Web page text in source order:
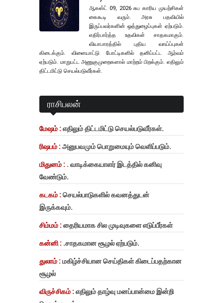
ஆகஸ்ட் 09, 2026 சுப காரிய முயற்சிகள்
கைகூடி வரும். அரசு பதவியில்
இருப்பவர்களின் ஒத்துழைப்புகள் ஏற்படும்.
எதிர்பார்த்த உதவிகள் சாதகமாகும்.
வியாபாரத்தில் புதிய வாய்ப்புகள்
கிடைக்கும். விளையாட்டு போட்டிகளில் தனிப்பட்ட ஆர்வம்
ஏற்படும். மாறுபட்ட அணுகுமுறைகளால் மாற்றம் பிறக்கும். எதிலும்
திட்டமிட்டு செயல்படுவீர்கள்.
ராசிபலன்
மேஷம் :எதிலும் திட்டமிட்டு செயல்படுவீர்கள்.
ரிஷபம் :அனுபவமும் பொறுமையும் வெளிப்படும்.
மிதுனம் : . வாடிக்கையாளர் இடத்தில் கனிவு
வேண்டும்.
கடகம் :செயல்பாடுகளில் கவனத்துடன்
இருக்கவும்.
சிம்மம் :தைரியமாக சில முடிவுகளை எடுப்பீர்கள்
கன்னி : .சாதகமான சூழல் ஏற்படும்.
துலாம் :மகிழ்ச்சியான செய்திகள் கிடைப்பதற்கான
சூழல்
விருச்சிகம் :எதிலும் தாழ்வு மனப்பான்மை இன்றி